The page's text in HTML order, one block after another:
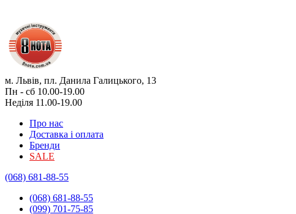
м. Львів, пл. Данила Галицького, 13
Пн - сб 10.00-19.00
Неділя 11.00-19.00
Про нас
Доставка і оплата
Бренди
SALE
(068) 681-88-55
(068) 681-88-55
(099) 701-75-85